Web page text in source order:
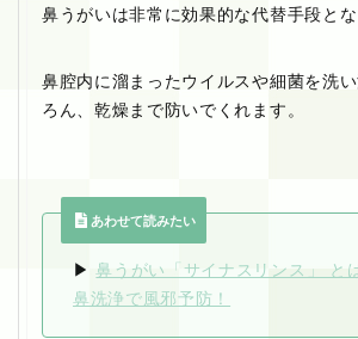
鼻うがいは非常に効果的な代替手段とな
鼻腔内に溜まったウイルスや細菌を洗
ろん、乾燥まで防いでくれます。
あわせて読みたい
▶︎鼻うがい「サイナスリンス」 と
鼻洗浄で風邪予防！